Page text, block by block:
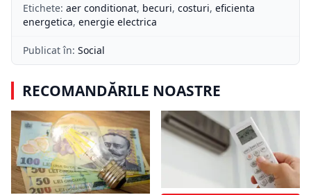
Etichete: aer conditionat, becuri, costuri, eficienta
energetica, energie electrica
Publicat în: Social
RECOMANDĂRILE NOASTRE